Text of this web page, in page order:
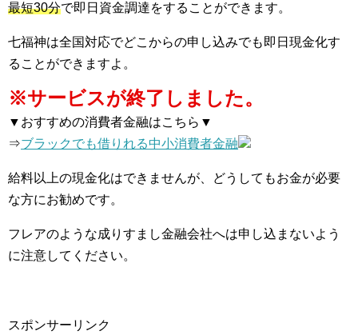
最短30分で即日資金調達をすることができます。
七福神は全国対応でどこからの申し込みでも即日現金化す
ることができますよ。
※サービスが終了しました。
▼おすすめの消費者金融はこちら▼
⇒ブラックでも借りれる中小消費者金融
給料以上の現金化はできませんが、どうしてもお金が必要
な方にお勧めです。
フレアのような成りすまし金融会社へは申し込まないよう
に注意してください。
スポンサーリンク